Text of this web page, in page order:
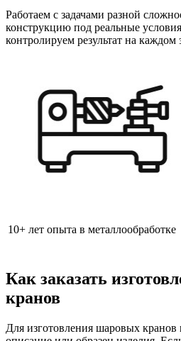
Работаем с задачами разной
конструкцию под реальные
контролируем результат на каждом
10+ лет опыта в металлообработке
Как заказать
кранов
Для изготовления шаровых кранов